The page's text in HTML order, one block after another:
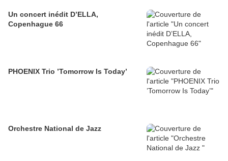
Un concert inédit D’ELLA,
Copenhague 66
PHOENIX Trio ’Tomorrow Is Today’
Orchestre National de Jazz